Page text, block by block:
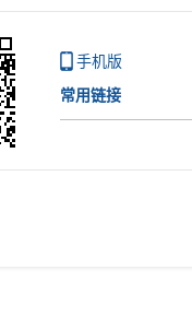
手机版
常用链接